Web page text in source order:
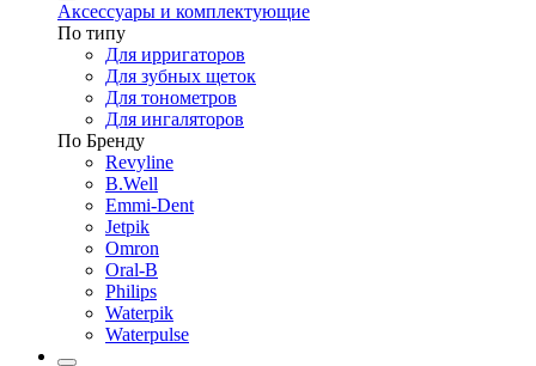
Аксессуары и комплектующие
По типу
Для ирригаторов
Для зубных щеток
Для тонометров
Для ингаляторов
По Бренду
Revyline
B.Well
Emmi-Dent
Jetpik
Omron
Oral-B
Philips
Waterpik
Waterpulse